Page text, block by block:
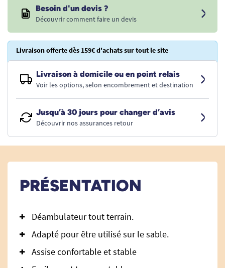
Besoin d'un devis ?
Découvrir comment faire un devis
Livraison offerte dès 159€ d'achats sur tout le site
Livraison à domicile ou en point relais
Voir les options, selon encombrement et destination
Jusqu’à 30 jours pour changer d’avis
Découvrir nos assurances retour
PRÉSENTATION
Déambulateur tout terrain.
Adapté pour être utilisé sur le sable.
Assise confortable et stable